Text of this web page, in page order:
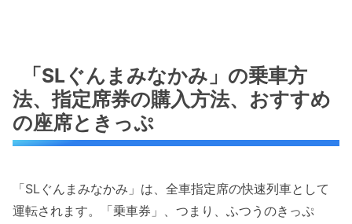
「SLぐんまみなかみ」の乗車方
法、指定席券の購入方法、おすすめ
の座席ときっぷ
「SLぐんまみなかみ」は、全車指定席の快速列車として
運転されます。「乗車券」、つまり、ふつうのきっぷ